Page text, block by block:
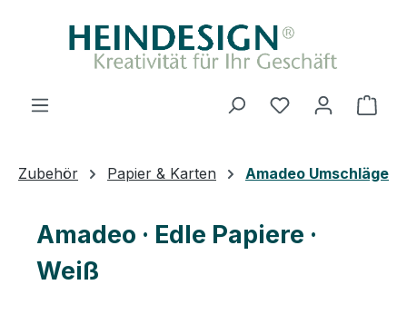
Zum Hauptinhalt springen
Zubehör Papier & Karten Amadeo Umschläge
Amadeo · Edle Papiere ·
Weiß